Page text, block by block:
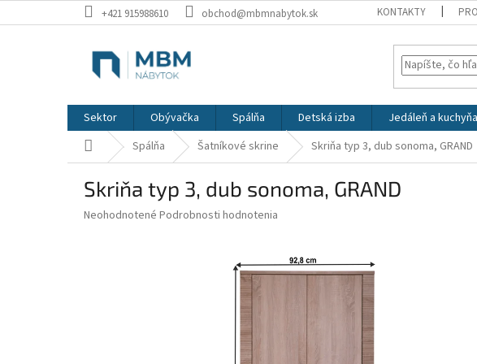
na
+421 915988610 obchod@mbmnabytok.sk KONTAKTY
Sektor Obývačka Spálňa Detská izba Jedáleň a kuchyňa
DomovSpálňa Šatníkové skrine Skriňa typ 3, dub sonoma, GRAND
Skriňa typ 3, dub sonoma, GRAND
Priemerné
Neohodnotené Podrobnosti hodnotenia